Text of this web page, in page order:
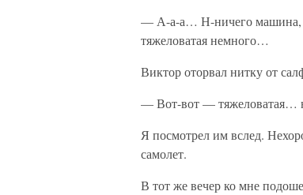
— А-а-а… Н-ничего машина,
тяжеловатая немного…
Виктор оторвал нитку от
— Вот-вот — тяжеловатая…
Я посмотрел им вслед.
самолет.
В тот же вечер ко мне